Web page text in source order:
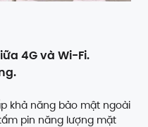
4G và Wi-Fi.
khả năng bảo mật ngoài
pin năng lượng mặt